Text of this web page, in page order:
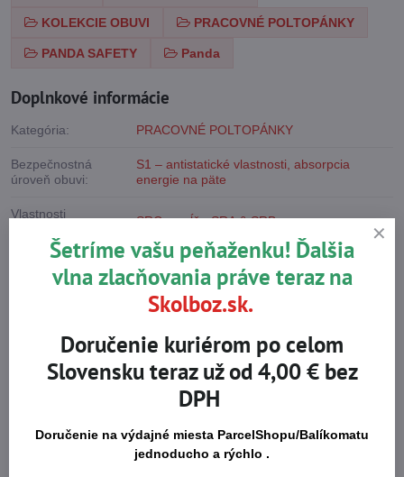
KOLEKCIE OBUVI PRACOVNÉ POLTOPÁNKY
PANDA SAFETY Panda
Doplnkové informácie
Kategória: PRACOVNÉ POLTOPÁNKY
Bezpečnostná
úroveň obuvi:
S1 – antistatické vlastnosti, absorpcia
energie na päte
Vlastnosti
SRC – spĺňa SRA & SRB
Vystužená špička: Áno
Koža
Materiál podošvy: PU/PU – dvojhustotný polyuretan
Automobilový priemysel ,Poľnohospodárstvo,
lesníctvo, rybolov, hobby
skladovanie
, Stavba
priemysel
Ťažký priemysel
EN ISO 20345 – bezpečnostná obuv
Šetríme vašu peňaženku! Ďalšia
vlna zlacňovania práve teraz na
Skolboz.sk.
Doručenie kuriérom po celom
Slovensku teraz už od 4,00 € bez
DPH
Doručenie na výdajné miesta ParcelShopu/Balíkomatu
jednoducho a rýchlo .